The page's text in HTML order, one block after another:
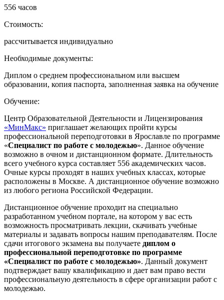
556 часов
Стоимость:
рассчитывается индивидуально
Необходимые документы:
Диплом о среднем профессиональном или высшем
образовании, копия паспорта, заполненная заявка на обучение
Обучение:
Центр Образовательной Деятельности и Лицензирования
«МинМакс» приглашает желающих пройти курсы
профессиональной переподготовки в Ярославле по программе
«Специалист по работе с молодежью». Данное обучение
возможно в очном и дистанционном формате. Длительность
всего учебного курса составляет 556 академических часов.
Очные курсы проходят в наших учебных классах, которые
расположены в Москве. А дистанционное обучение возможно
из любого региона Российской Федерации.
Дистанционное обучение проходит на специально
разработанном учебном портале, на котором у вас есть
возможность просматривать лекции, скачивать учебные
материалы и задавать вопросы нашим преподавателям. После
сдачи итогового экзамена вы получаете диплом о
профессиональной переподготовке по программе
«Специалист по работе с молодежью». Данный документ
подтверждает вашу квалификацию и дает вам право вести
профессиональную деятельность в сфере организации работ с
молодежью.